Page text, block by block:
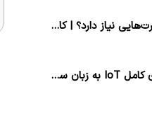
کوچینگ چیست و به چه مهارت‌هایی نیاز دارد؟ | کامل‌ترین راهنما
اینترنت اشیا چیست؟ راهنمای کامل IoT به زبان ساده + مثال‌های کاربردی